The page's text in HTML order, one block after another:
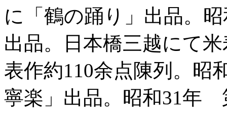
に「鶴の踊り」出品。
出品。日本橋三越にて
表作約110余点陳列。
寧楽」出品。昭和31年